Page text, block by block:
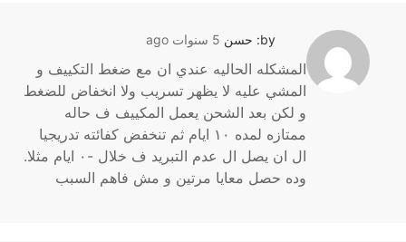
by: حسن 5 سنوات ago
المشكله الحاليه عندي ان مع ضغط التكييف و
المشي عليه لا يظهر تسريب ولا انخفاض للضغط
و لكن بعد الشحن يعمل المكييف ف حاله
ممتازه لمده ١٠ ايام ثم تنخفض كفائته تدريجيا
ال ان يصل ال عدم التبريد ف خلال -٠ ايام مثلا.
وده حصل معايا مرتين و مش فاهم السبب